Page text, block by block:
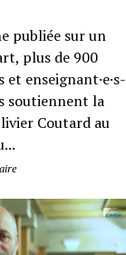
publiée sur un
plus de 900
et enseignant·e·s-
soutiennent la
Coutard au